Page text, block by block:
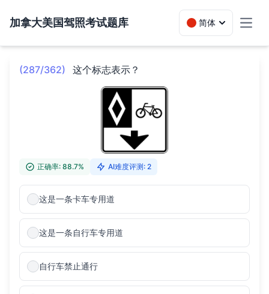
加拿大美国驾照考试题库 简体
(287/362) 这个标志表示？
正确率: 88.7% AI难度评测: 2
这是一条卡车专用道
这是一条自行车专用道
自行车禁止通行